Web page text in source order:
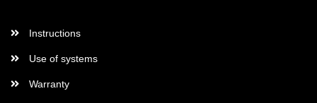
Instructions
Use of systems
Warranty